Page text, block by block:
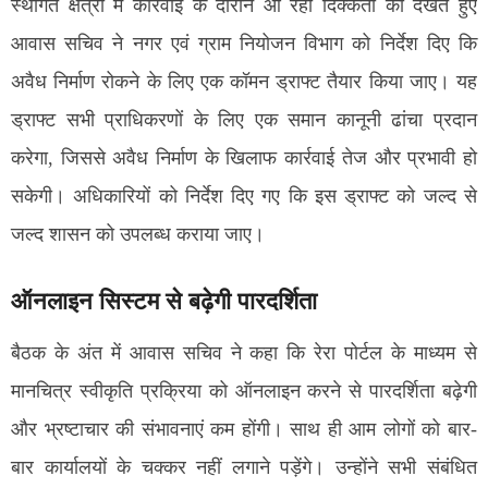
स्थगित क्षेत्रों में कार्रवाई के दौरान आ रही दिक्कतों को देखते हुए
आवास सचिव ने नगर एवं ग्राम नियोजन विभाग को निर्देश दिए कि
अवैध निर्माण रोकने के लिए एक कॉमन ड्राफ्ट तैयार किया जाए। यह
ड्राफ्ट सभी प्राधिकरणों के लिए एक समान कानूनी ढांचा प्रदान
करेगा, जिससे अवैध निर्माण के खिलाफ कार्रवाई तेज और प्रभावी हो
सकेगी। अधिकारियों को निर्देश दिए गए कि इस ड्राफ्ट को जल्द से
जल्द शासन को उपलब्ध कराया जाए।
ऑनलाइन सिस्टम से बढ़ेगी पारदर्शिता
बैठक के अंत में आवास सचिव ने कहा कि रेरा पोर्टल के माध्यम से
मानचित्र स्वीकृति प्रक्रिया को ऑनलाइन करने से पारदर्शिता बढ़ेगी
और भ्रष्टाचार की संभावनाएं कम होंगी। साथ ही आम लोगों को बार-
बार कार्यालयों के चक्कर नहीं लगाने पड़ेंगे। उन्होंने सभी संबंधित